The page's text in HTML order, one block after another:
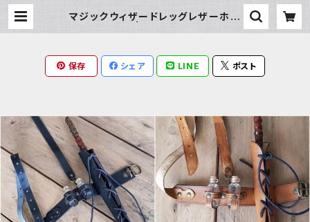
マジックウィザードレッグレザーホル
保存 シェア LINE ポスト